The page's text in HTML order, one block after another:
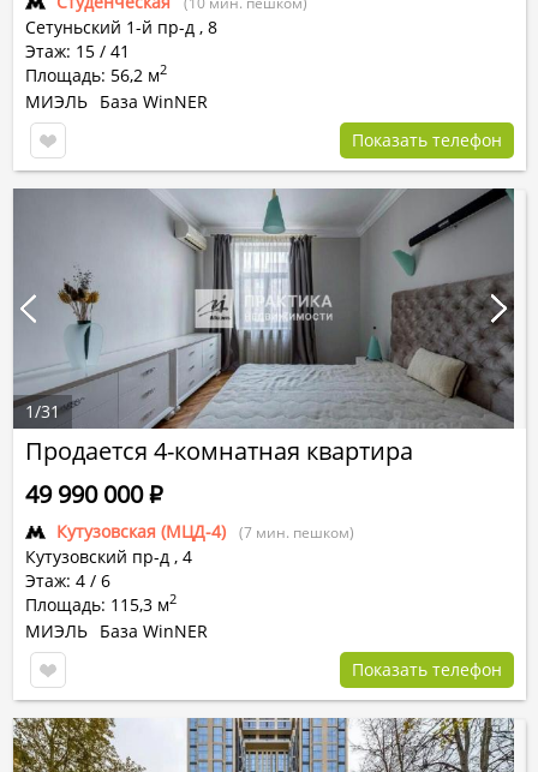
Сетуньский 1-й пр-д , 8
Этаж: 15 / 41
Площадь: 56,2 м2
МИЭЛЬ База WinNER
Показать телефон
Продается 4-комнатная квартира
Кутузовская (МЦД-4) (7 мин. пешком)
Кутузовский пр-д , 4
Этаж: 4 / 6
Площадь: 115,3 м2
49 990 000Р
МИЭЛЬ База WinNER
Показать телефон
1/31